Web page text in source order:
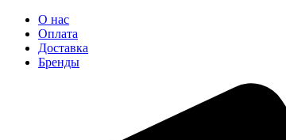
О нас
Оплата
Доставка
Бренды